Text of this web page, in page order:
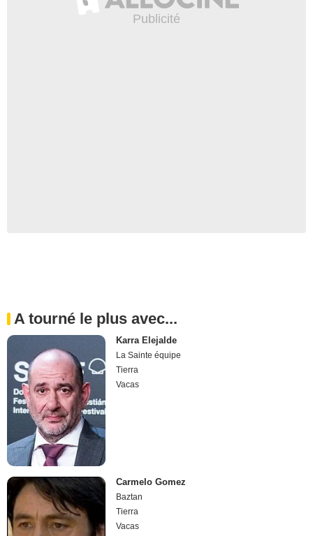
A tourné le plus avec...
Karra Elejalde
La Sainte équipe
Tierra
Vacas
Carmelo Gomez
Baztan
Tierra
Vacas